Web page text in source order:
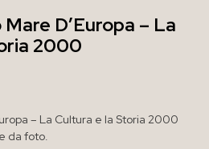
D’Europa – La
2000
– La Cultura e la Storia 2000
da foto.